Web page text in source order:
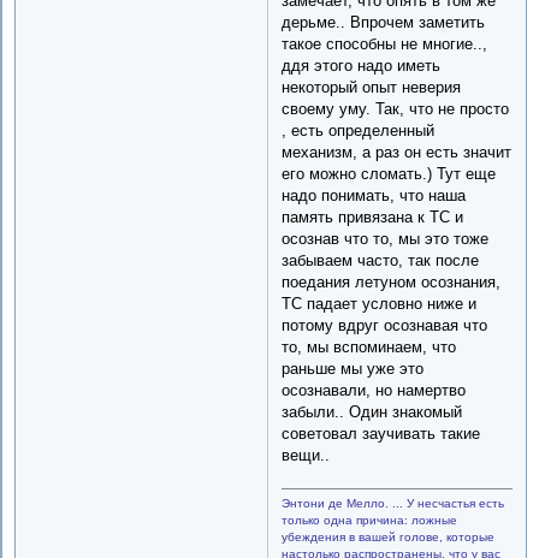
дерьме.. Впрочем заметить
такое способны не многие..,
ддя этого надо иметь
некоторый опыт неверия
своему уму. Так, что не просто
, есть определенный
механизм, а раз он есть значит
его можно сломать.) Тут еще
надо понимать, что наша
память привязана к ТС и
осознав что то, мы это тоже
забываем часто, так после
поедания летуном осознания,
ТС падает условно ниже и
потому вдруг осознавая что
то, мы вспоминаем, что
раньше мы уже это
осознавали, но намертво
забыли.. Один знакомый
советовал заучивать такие
вещи..
Энтони де Мелло. ... У несчастья есть
только одна причина: ложные
убеждения в вашей голове, которые
настолько распространены, что у вас